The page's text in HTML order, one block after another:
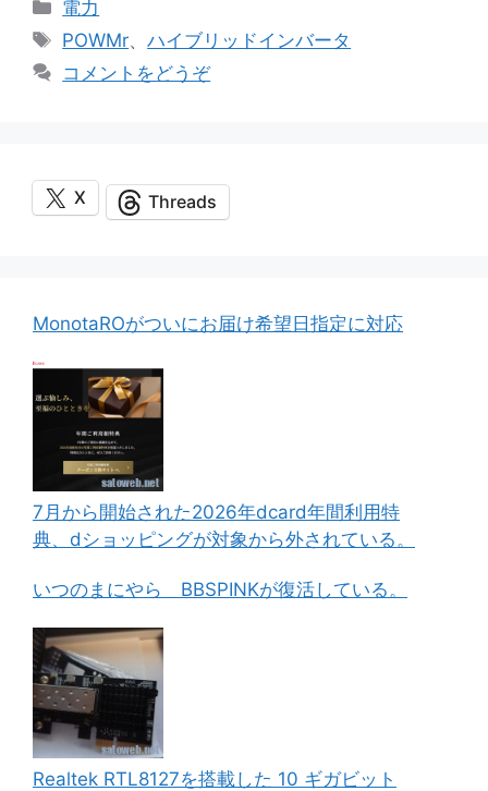
テ
リ
電力
タ
POWMr、ハイブリッドインバータ
コメントをどうぞ
X Threads
MonotaROがついにお届け希望日指定に対応
7月から開始された2026年dcard年間利用特
典、dショッピングが対象から外されている。
いつのまにやら BBSPINKが復活している。
Realtek RTL8127を搭載した 10 ギガビット